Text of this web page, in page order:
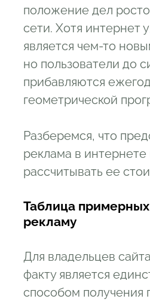
положение дел
сети. Хотя интернет
является чем-то
но пользователи до
прибавляются
геометрической
Разберемся, что
реклама в интернете
рассчитывать ее
Таблица
рекламу
Для владельцев
факту является
способом получения